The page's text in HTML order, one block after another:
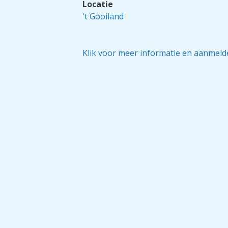
Locatie
't Gooiland
Klik voor meer informatie en